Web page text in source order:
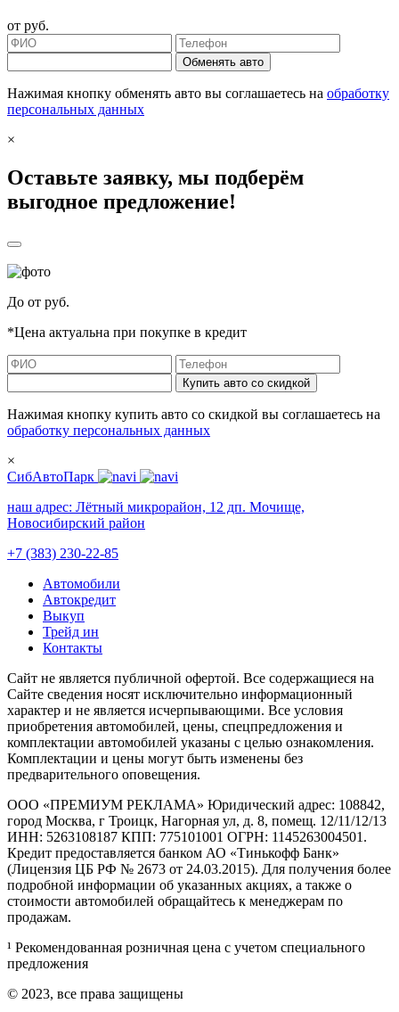
от руб.
Обменять авто
Нажимая кнопку обменять авто вы соглашаетесь на обработку
персональных данных
×
Оставьте заявку, мы подберём
выгодное предложение!
До от руб.
*Цена актуальна при покупке в кредит
Купить авто со скидкой
Нажимая кнопку купить авто со скидкой вы соглашаетесь на
обработку персональных данных
×
СибАвтоПарк
наш адрес: Лётный микрорайон, 12 дп. Мочище,
Новосибирский район
+7 (383) 230-22-85
Автомобили
Автокредит
Выкуп
Трейд ин
Контакты
Cайт не является публичной офертой. Все содержащиеся на
Сайте сведения носят исключительно информационный
характер и не является исчерпывающими. Все условия
приобретения автомобилей, цены, спецпредложения и
комплектации автомобилей указаны с целью ознакомления.
Комплектации и цены могут быть изменены без
предварительного оповещения.
ООО «ПРЕМИУМ РЕКЛАМА» Юридический адрес: 108842,
город Москва, г Троицк, Нагорная ул, д. 8, помещ. 12/11/12/13
ИНН: 5263108187 КПП: 775101001 ОГРН: 1145263004501.
Кредит предоставляется банком АО «Тинькофф Банк»
(Лицензия ЦБ РФ № 2673 от 24.03.2015). Для получения более
подробной информации об указанных акциях, а также о
стоимости автомобилей обращайтесь к менеджерам по
продажам.
¹ Рекомендованная розничная цена с учетом специального
предложения
© 2023, все права защищены